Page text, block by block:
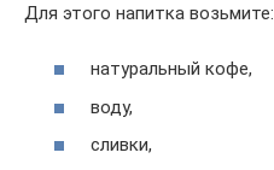
Для этого напитка возьмите:
натуральный кофе,
воду,
сливки,